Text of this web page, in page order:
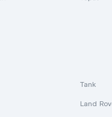
Tank
Land